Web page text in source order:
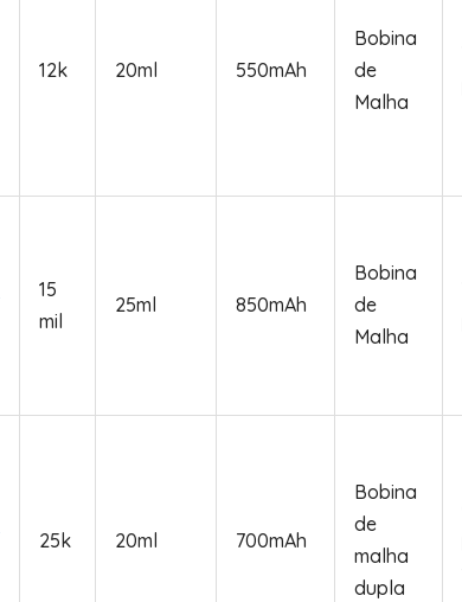
12k 20ml 550mAh
Bobina
de
Malha
15
mil
25ml 850mAh
Bobina
de
Malha
25k 20ml 700mAh
Bobina
de
malha
dupla